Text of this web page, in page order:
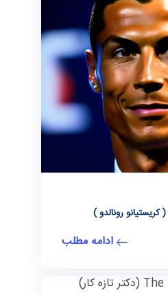
ادامه مطلب